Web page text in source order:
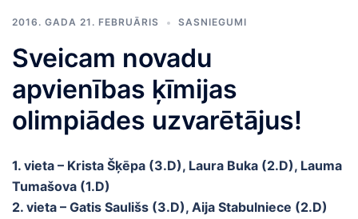
2016. GADA 21. FEBRUĀRIS SASNIEGUMI
Sveicam novadu
apvienības ķīmijas
olimpiādes uzvarētājus!
1. vieta – Krista Šķēpa (3.D), Laura Buka (2.D), Lauma
Tumašova (1.D)
2. vieta – Gatis Saulišs (3.D), Aija Stabulniece (2.D)